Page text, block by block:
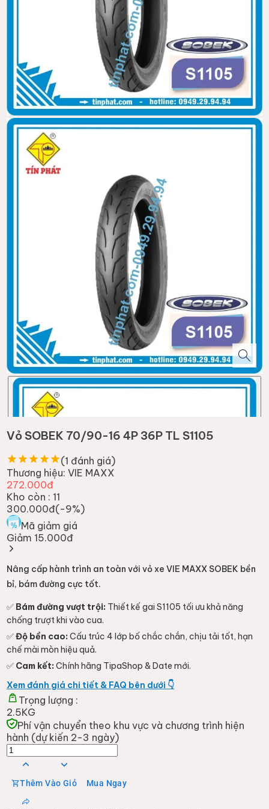
Vỏ SOBEK 70/90-16 4P 36P TL S1105
(1 đánh giá)
Thương hiệu: VIE MAXX
272.000đ
Kho còn : 11
300.000đ(-9%)
Mã giảm giá
Giảm 15.000đ
Nâng cấp hành trình an toàn với vỏ xe VIE MAXX SOBEK bền
bỉ, bám đường cực tốt.
✅ Bám đường vượt trội: Thiết kế gai S1105 tối ưu khả năng
chống trượt khi vào cua.
✅Độ bền cao: Cấu trúc 4 lớp bố chắc chắn, chịu tải tốt, hạn
chế mài mòn hiệu quả.
✅ Cam kết: Chính hãng TipaShop & Date mới.
Xem đánh giá chi tiết & FAQ bên dưới 👇
Trọng lượng :
2.5KG
Phí vận chuyển theo khu vực và chương trình hiện
hành (dự kiến 2-3 ngày)
Thêm Vào Giỏ Mua Ngay